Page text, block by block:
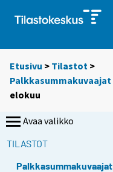
Etusivu > Tilastot >
Palkkasummakuvaajat
elokuu
Avaa valikko
TILASTOT
Palkkasummakuvaajat